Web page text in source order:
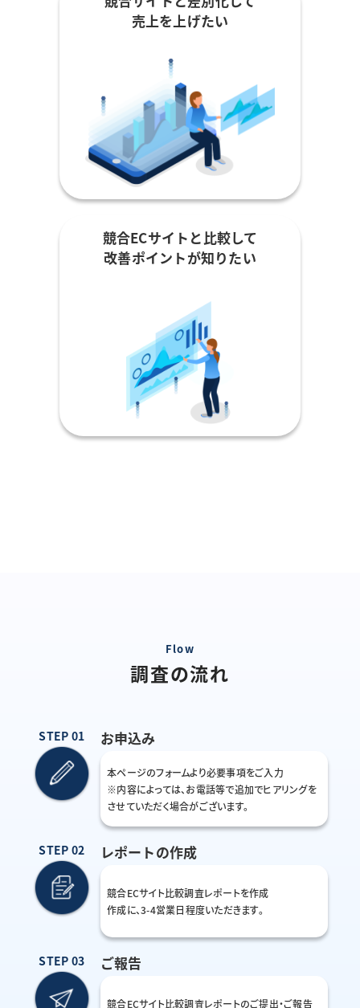
売上を上げたい
競合ECサイトと比較して
改善ポイントが知りたい
Flow
調査の流れ
STEP 01 お申込み
本ページのフォームより必要事項をご入力
※内容によっては、お電話等で追加でヒアリングを
させていただく場合がございます。
STEP 02 レポートの作成
競合ECサイト比較調査レポートを作成
作成に、3-4営業日程度いただきます。
STEP 03 ご報告
競合ECサイト比較調査レポートのご提出・ご報告